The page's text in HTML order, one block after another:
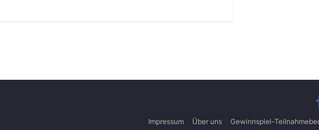
Impressum Über uns Gewinnspiel-